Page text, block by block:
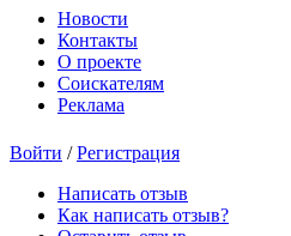
Новости
Контакты
О проекте
Соискателям
Реклама
Войти /Регистрация
Написать отзыв
Как написать отзыв?